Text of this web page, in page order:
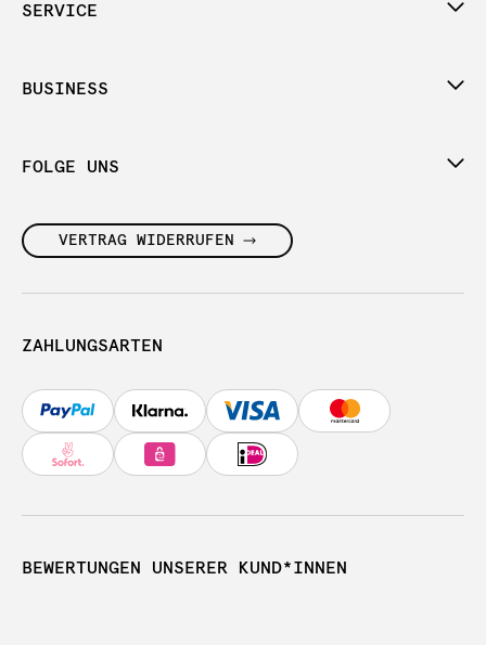
SERVICE
BUSINESS
FOLGE UNS
VERTRAG WIDERRUFEN
ZAHLUNGSARTEN
BEWERTUNGEN UNSERER KUND*INNEN